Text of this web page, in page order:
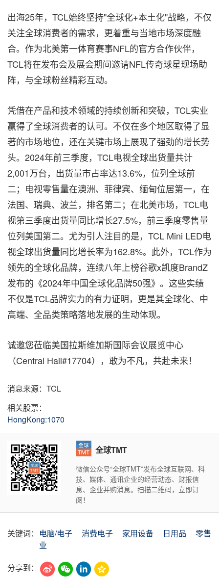
出海25年，TCL始终坚持"全球化+本土化"战略，不仅
关注全球消费者的需求，更着重与当地市场深度融
合。作为北美第一体育赛事NFL的官方合作伙伴，
TCL将在发布会及展会期间邀请NFL传奇球星现场助
阵，与全球粉丝精彩互动。
凭借在产品和技术领域的持续创新和突破，TCL实业
赢得了全球消费者的认可。不仅在多个地区取得了显
著的市场地位，还在关键市场上展现了强劲的增长势
头。2024年前三季度，TCL电视全球出货量共计
2,001万台，出货量市占率达13.6%，位列全球前
二；电视零售量在澳洲、菲律宾、缅甸位居第一，在
法国、瑞典、波兰，排名第二；在北美市场，TCL电
视第三季度出货量同比增长27.5%，前三季度零售量
位列美国第二。尤为引人注目的是，TCL Mini LED电
视全球出货量同比增长率为162.8%。此外，TCL作为
领先的全球化品牌，连续八年上榜谷歌x凯度BrandZ
发布的《2024年中国全球化品牌50强》。这些实绩
不仅是TCL品牌实力的有力证明，更是其全球化、中
高端、全品类策略落地发展的生动体现。
诚邀您莅临美国拉斯维加斯国际会议展览中心
（Central Hall#17704），敢为不凡，共赴未来！
消息来源：TCL
相关股票：
HongKong:1070
全球TMT
微信公众号“全球TMT”发布全球互联网、科
技、媒体、通讯企业的经营动态、财报信
息、企业并购消息。扫描二维码，立即订
阅！
关键词： 电脑/电子 消费电子 家用设备 日用品
零售
业
分享到：